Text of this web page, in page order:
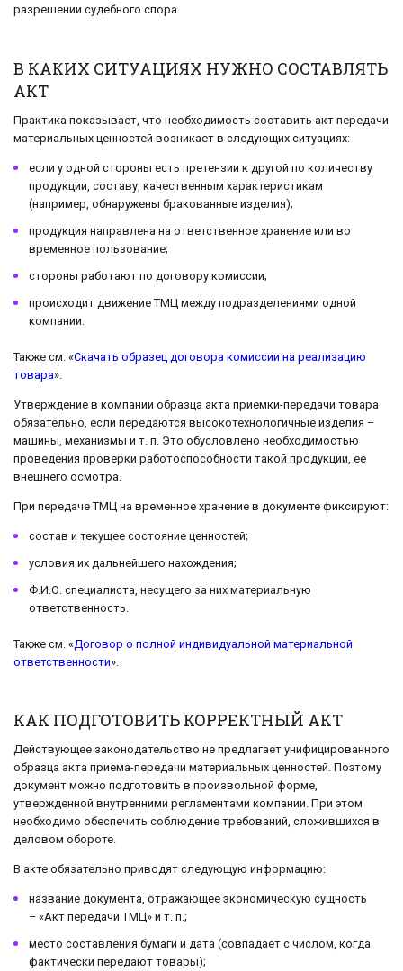
разрешении судебного спора.
В КАКИХ СИТУАЦИЯХ НУЖНО СОСТАВЛЯТЬ
АКТ
Практика показывает, что необходимость составить акт передачи
материальных ценностей возникает в следующих ситуациях:
если у одной стороны есть претензии к другой по количеству
продукции, составу, качественным характеристикам
(например, обнаружены бракованные изделия);
продукция направлена на ответственное хранение или во
временное пользование;
стороны работают по договору комиссии;
происходит движение ТМЦ между подразделениями одной
компании.
Также см. «Скачать образец договора комиссии на реализацию
товара».
Утверждение в компании образца акта приемки-передачи товара
обязательно, если передаются высокотехнологичные изделия –
машины, механизмы и т. п. Это обусловлено необходимостью
проведения проверки работоспособности такой продукции, ее
внешнего осмотра.
При передаче ТМЦ на временное хранение в документе фиксируют:
состав и текущее состояние ценностей;
условия их дальнейшего нахождения;
Ф.И.О. специалиста, несущего за них материальную
ответственность.
Также см. «Договор о полной индивидуальной материальной
ответственности».
КАК ПОДГОТОВИТЬ КОРРЕКТНЫЙ АКТ
Действующее законодательство не предлагает унифицированного
образца акта приема-передачи материальных ценностей. Поэтому
документ можно подготовить в произвольной форме,
утвержденной внутренними регламентами компании. При этом
необходимо обеспечить соблюдение требований, сложившихся в
деловом обороте.
В акте обязательно приводят следующую информацию:
название документа, отражающее экономическую сущность
– «Акт передачи ТМЦ» и т. п.;
место составления бумаги и дата (совпадает с числом, когда
фактически передают товары);